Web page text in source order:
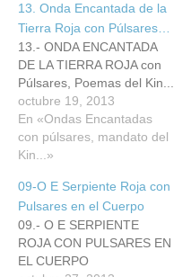
13. Onda Encantada de la
Tierra Roja con Púlsares…
13.- ONDA ENCANTADA
DE LA TIERRA ROJA con
Púlsares, Poemas del Kin...
octubre 19, 2013
En «Ondas Encantadas
con púlsares, mandato del
Kin...»
09-O E Serpiente Roja con
Pulsares en el Cuerpo
09.- O E SERPIENTE
ROJA CON PULSARES EN
EL CUERPO